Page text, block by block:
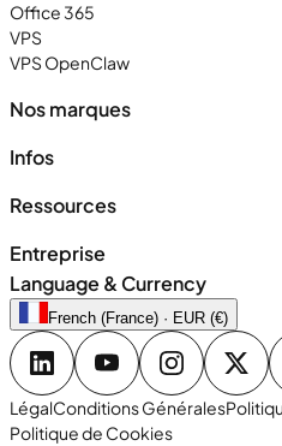
Office 365
VPS
VPS OpenClaw
Nos marques
Infos
Ressources
Entreprise
Language & Currency
French (France) · EUR (€)
LégalConditions Générales
Politique de Cookies